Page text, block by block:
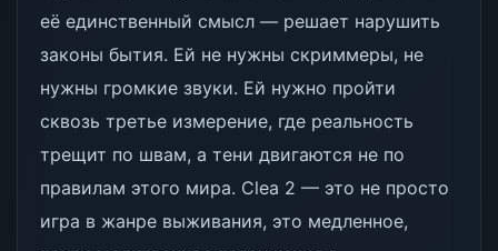
её единственный смысл — решает нарушить
законы бытия. Ей не нужны скриммеры, не
нужны громкие звуки. Ей нужно пройти
сквозь третье измерение, где реальность
трещит по швам, а тени двигаются не по
правилам этого мира. Clea 2 — это не просто
игра в жанре выживания, это медленное,